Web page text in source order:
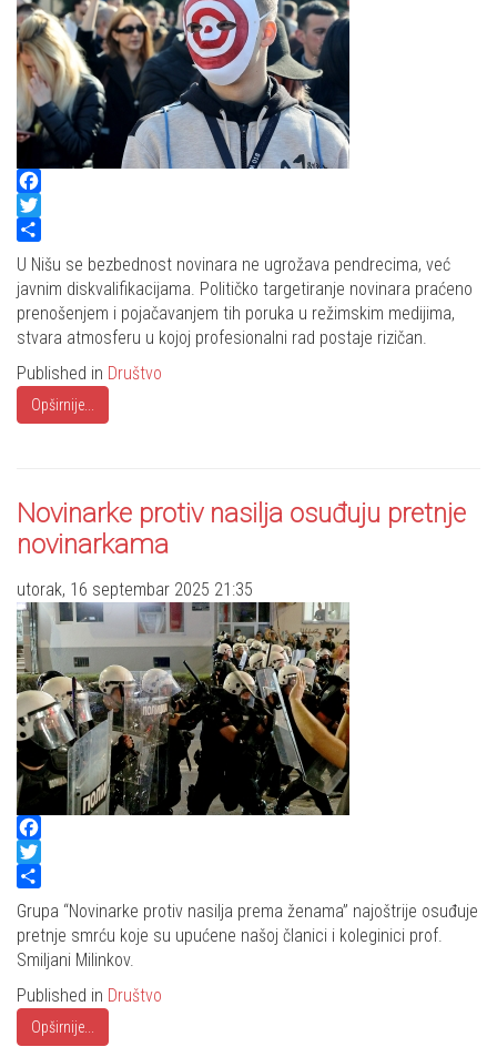
Facebook
Twitter
Share
U Nišu se bezbednost novinara ne ugrožava pendrecima, već
javnim diskvalifikacijama. Političko targetiranje novinara praćeno
prenošenjem i pojačavanjem tih poruka u režimskim medijima,
stvara atmosferu u kojoj profesionalni rad postaje rizičan.
Published in Društvo
Opširnije...
Novinarke protiv nasilja osuđuju pretnje
novinarkama
utorak, 16 septembar 2025 21:35
Facebook
Twitter
Share
Grupa “Novinarke protiv nasilja prema ženama” najoštrije osuđuje
pretnje smrću koje su upućene našoj članici i koleginici prof.
Smiljani Milinkov.
Published in Društvo
Opširnije...